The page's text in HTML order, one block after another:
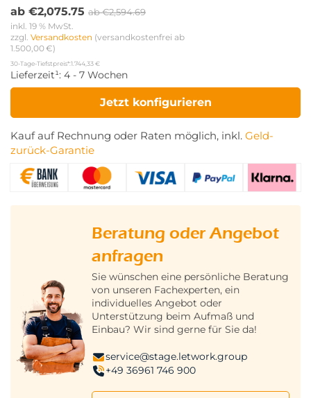
ab €2,075.75 ab€2,594.69
inkl. 19 % MwSt.
zzgl. Versandkosten (versandkostenfrei ab
1.500,00 €)
Lieferzeit¹: 4 - 7 Wochen
Jetzt konfigurieren
Kauf auf Rechnung oder Raten möglich, inkl. Geld-
zurück-Garantie
Beratung oder Angebot
anfragen
Sie wünschen eine persönliche Beratung
von unseren Fachexperten, ein
individuelles Angebot oder
Unterstützung beim Aufmaß und
Einbau? Wir sind gerne für Sie da!
service@stage.letwork.group
+49 36961 746 900
30-Tage-Tiefstpreis*:1.744,33 €